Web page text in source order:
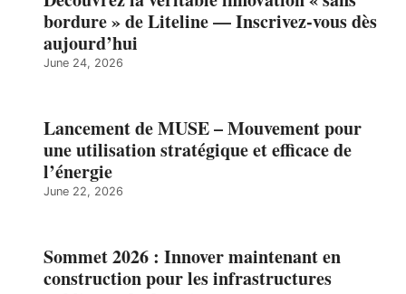
bordure » de Liteline — Inscrivez-vous dès
aujourd’hui
June 24, 2026
Lancement de MUSE – Mouvement pour
une utilisation stratégique et efficace de
l’énergie
June 22, 2026
Sommet 2026 : Innover maintenant en
construction pour les infrastructures